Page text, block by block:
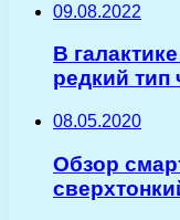
09.08.2022
В
редкий
08.05.2020
Обзор